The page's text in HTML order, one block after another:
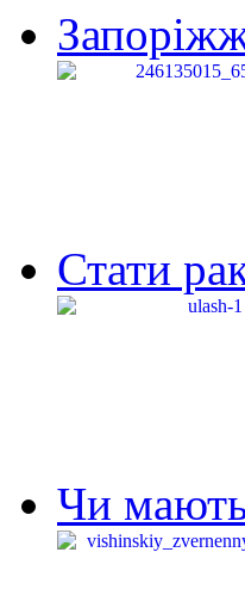
Стати
Чи